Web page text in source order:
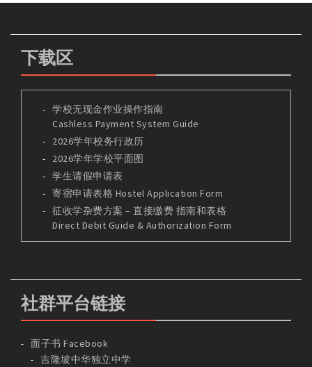
下载区
学校无现金作业操作指南
Cashless Payment System Guide
2026学年校务行政历
2026学年学校平面图
学生请假申请表
寄宿申请表格 Hostel Application Form
征收学杂费方案 – 直接缴费 指南和表格
Direct Debit Guide & Authorization Form
社群平台链接
面子书 Facebook
吉隆坡中华独立中学